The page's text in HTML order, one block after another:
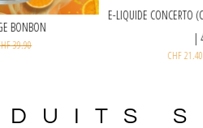
E-
Joker - ORANGE BONBON